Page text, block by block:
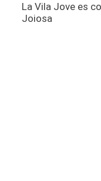
La Vila Jove es
Joiosa